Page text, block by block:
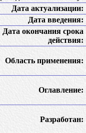
Дата актуализации:
Дата введения:
Дата окончания срока
действия:
Область применения:
Оглавление:
Разработан: